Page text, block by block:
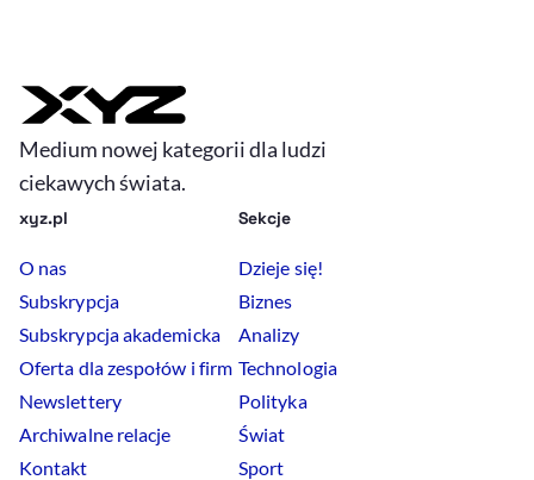
Medium nowej kategorii dla ludzi
ciekawych świata.
xyz.pl
O nas
Subskrypcja
Subskrypcja akademicka
Oferta dla zespołów i firm
Newslettery
Archiwalne relacje
Kontakt
Sekcje
Dzieje się!
Biznes
Analizy
Technologia
Polityka
Świat
Sport